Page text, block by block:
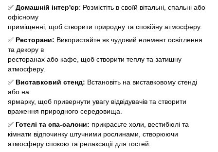
✅ Домашній інтер'єр: Розмістіть в своїй вітальні, спальні або
офісному
приміщенні, щоб створити природну та спокійну атмосферу.
✅ Ресторани: Використайте як чудовий елемент освітлення
та декору в
ресторанах або кафе, щоб створити теплу та затишну
атмосферу.
✅ Виставковий стенд: Встановіть на виставковому стенді
або на
ярмарку, щоб привернути увагу відвідувачів та створити
враження природного середовища.
✅ Готелі та спа-салони: прикрасьте холи, вестибюлі та
кімнати відпочинку штучними рослинами, створюючи
атмосферу спокою та релаксації для гостей.